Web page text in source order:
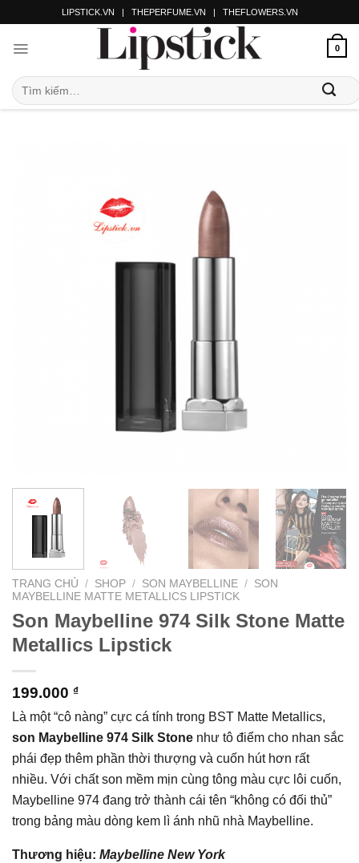
LIPSTICK.VN | THEPERFUME.VN | THEFLOWERS.VN
0
TRANG CHỦ / SHOP / SON MAYBELLINE / SON
MAYBELLINE MATTE METALLICS LIPSTICK
Son Maybelline 974 Silk Stone Matte
Metallics Lipstick
199.000 ₫
Là một “cô nàng” cực cá tính trong BST Matte Metallics,
son Maybelline 974 Silk Stone như tô điểm cho nhan sắc
phái đẹp thêm phần thời thượng và cuốn hút hơn rất
nhiều. Với chất son mềm mịn cùng tông màu cực lôi cuốn,
Maybelline 974 đang trở thành cái tên “không có đối thủ”
trong bảng màu dòng kem lì ánh nhũ nhà Maybelline.
Thương hiệu: Maybelline New York